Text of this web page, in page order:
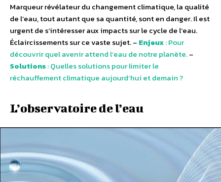
Marqueur révélateur du changement climatique, la qualité
de l’eau, tout autant que sa quantité, sont en danger. Il est
urgent de s’intéresser aux impacts sur le cycle de l’eau.
Éclaircissements sur ce vaste sujet. – Enjeux: Pour
découvrir quel avenir attend l’eau de notre planète.–
Solutions: Quelles solutions pour limiter le
réchauffement climatique aujourd’hui et demain ?
L’observatoire de l’eau